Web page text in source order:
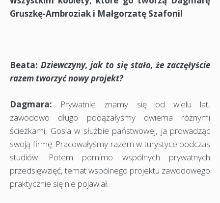
Gruszkę-Ambroziak i Małgorzatę Szafoni!
Beata: Dziewczyny, jak to się stało, że zaczęłyście
razem tworzyć nowy projekt?
Dagmara: Prywatnie znamy się od wielu lat,
zawodowo długo podążałyśmy dwiema różnymi
ścieżkami, Gosia w służbie państwowej, ja prowadząc
swoją firmę. Pracowałyśmy razem w turystyce podczas
studiów. Potem pomimo wspólnych prywatnych
przedsięwzięć, temat wspólnego projektu zawodowego
praktycznie się nie pojawiał.